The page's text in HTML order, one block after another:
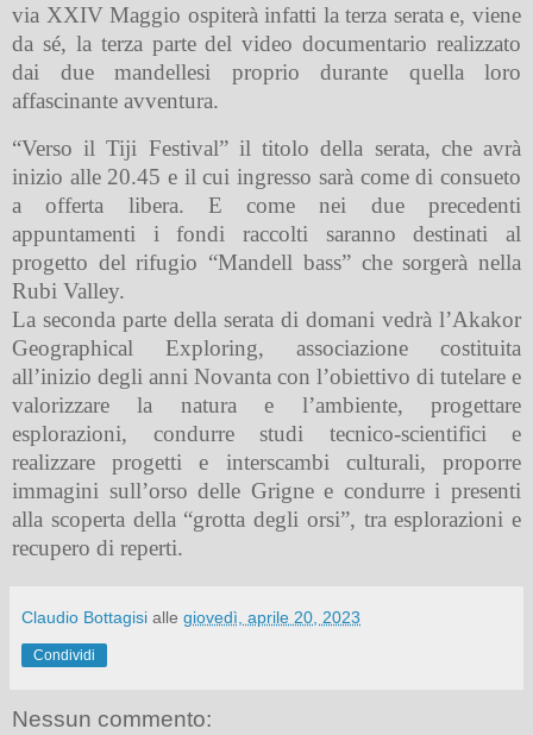
via XXIV Maggio ospiterà infatti la terza serata e, viene
da sé, la terza parte del video documentario realizzato
dai due mandellesi proprio durante quella loro
affascinante avventura.
“Verso il Tiji Festival” il titolo della serata, che avrà
inizio alle 20.45 e il cui ingresso sarà come di consueto
a offerta libera. E come nei due precedenti
appuntamenti i fondi raccolti saranno destinati al
progetto del rifugio “Mandell bass” che sorgerà nella
Rubi Valley.
La seconda parte della serata di domani vedrà l’Akakor
Geographical Exploring, associazione costituita
all’inizio degli anni Novanta con l’obiettivo di tutelare e
valorizzare la natura e l’ambiente, progettare
esplorazioni, condurre studi tecnico-scientifici e
realizzare progetti e interscambi culturali, proporre
immagini sull’orso delle Grigne e condurre i presenti
alla scoperta della “grotta degli orsi”, tra esplorazioni e
recupero di reperti.
Claudio Bottagisi alle giovedì, aprile 20, 2023
Condividi
Nessun commento: